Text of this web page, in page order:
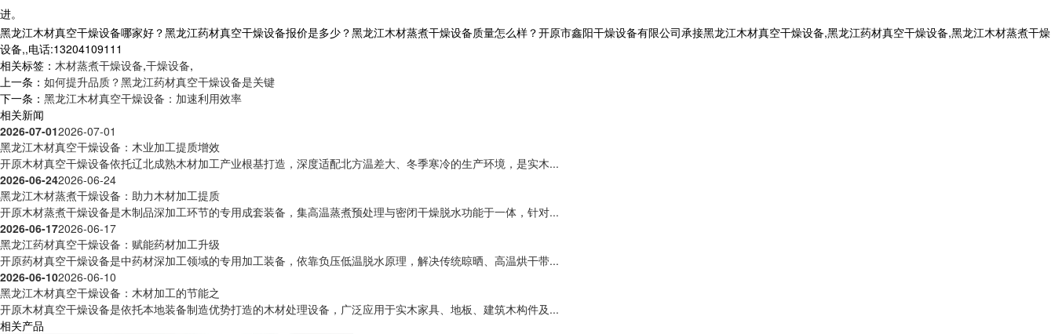
进。
黑龙江木材真空干燥设备哪家好？黑龙江药材真空干燥设备报价是多少？黑龙江木材蒸煮干燥设备质量怎么样？开原市鑫阳干燥设备有限公司承接黑龙江木材真空干燥设备,黑龙江药材真空干燥设备,黑龙江木材蒸煮干燥
设备,,电话:13204109111
相关标签： 木材蒸煮干燥设备,干燥设备,
上一条： 如何提升品质？黑龙江药材真空干燥设备是关键
下一条： 黑龙江木材真空干燥设备：加速利用效率
相关新闻
2026-07-012026-07-01
黑龙江木材真空干燥设备：木业加工提质增效
开原木材真空干燥设备依托辽北成熟木材加工产业根基打造，深度适配北方温差大、冬季寒冷的生产环境，是实木...
2026-06-242026-06-24
黑龙江木材蒸煮干燥设备：助力木材加工提质
开原木材蒸煮干燥设备是木制品深加工环节的专用成套装备，集高温蒸煮预处理与密闭干燥脱水功能于一体，针对...
2026-06-172026-06-17
黑龙江药材真空干燥设备：赋能药材加工升级
开原药材真空干燥设备是中药材深加工领域的专用加工装备，依靠负压低温脱水原理，解决传统晾晒、高温烘干带...
2026-06-102026-06-10
黑龙江木材真空干燥设备：木材加工的节能之
开原木材真空干燥设备是依托本地装备制造优势打造的木材处理设备，广泛应用于实木家具、地板、建筑木构件及...
相关产品